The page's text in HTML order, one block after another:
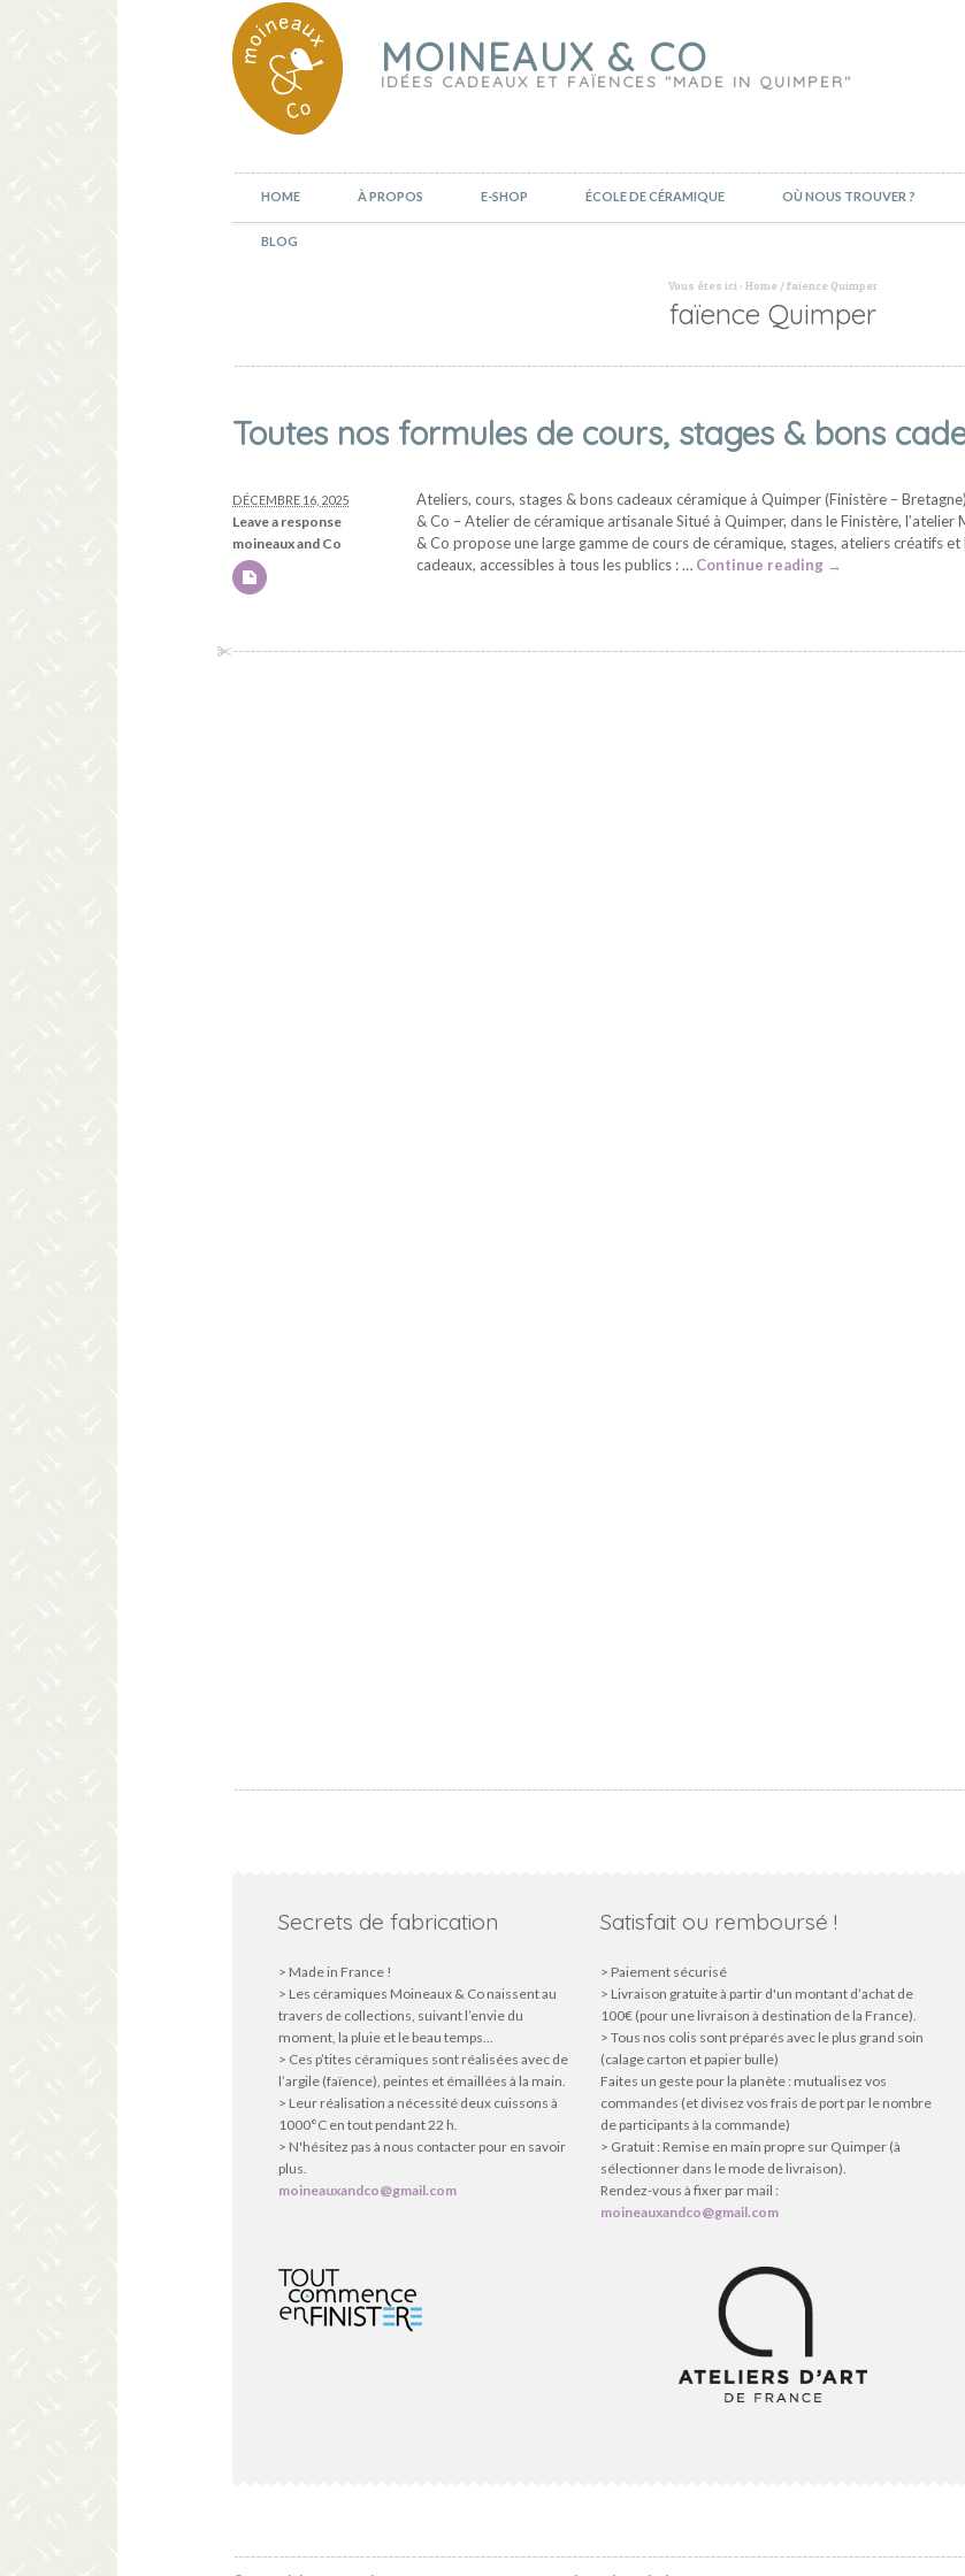
MOINEAUX & CO
IDÉES CADEAUX ET FAÏENCES "MADE IN QUIMPER"
HOME À PROPOS E-SHOP ÉCOLE DE CÉRAMIQUE OÙ NOUS TROUVER ?
BLOG
Vous êtes ici : Home /faïence Quimper
faïence Quimper
Toutes nos formules de cours, stages & bons
DÉCEMBRE 16, 2025
Leave a response
moineaux and Co
Ateliers, cours, stages & bons cadeaux céramique à Quimper (Finistère –
& Co – Atelier de céramique artisanale Situé à Quimper, dans le Finistère, l’atelier
& Co propose une large gamme de cours de céramique, stages, ateliers créatifs et
cadeaux, accessibles à tous les publics : … Continue reading →
Secrets de fabrication
> Made in France !
> Les céramiques Moineaux & Co naissent au
travers de collections, suivant l’envie du
moment, la pluie et le beau temps...
> Ces p’tites céramiques sont réalisées avec de
l’argile (faïence), peintes et émaillées à la main.
> Leur réalisation a nécessité deux cuissons à
1000°C en tout pendant 22 h.
> N'hésitez pas à nous contacter pour en savoir
plus.
moineauxandco@gmail.com
Satisfait ou remboursé !
> Paiement sécurisé
> Livraison gratuite à partir d'un montant d’achat de
100€ (pour une livraison à destination de la France).
> Tous nos colis sont préparés avec le plus grand soin
(calage carton et papier bulle)
Faites un geste pour la planète : mutualisez vos
commandes (et divisez vos frais de port par le nombre
de participants à la commande)
> Gratuit : Remise en main propre sur Quimper (à
sélectionner dans le mode de livraison).
Rendez-vous à fixer par mail :
moineauxandco@gmail.com